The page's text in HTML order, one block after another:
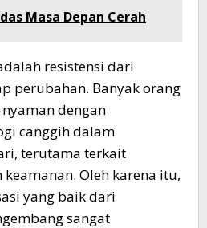
Masa Depan Cerah
resistensi dari
perubahan. Banyak orang
dengan
canggih dalam
terutama terkait
Oleh karena itu,
yang baik dari
sangat